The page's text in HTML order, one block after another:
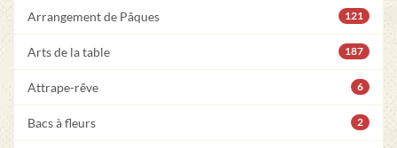
Arrangement de Pâques 121
Arts de la table 187
Attrape-rêve 6
Bacs à fleurs 2